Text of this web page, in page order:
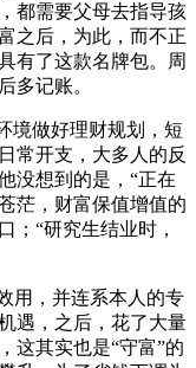
都需要父母去指导孩
之后，为此，而不正
有了这款名牌包。周
多记账。
做好理财规划，短
常开支，大多人的反
没想到的是，“正在
茫，财富保值增值的
；“研究生结业时，
，并连系本人的专
遇，之后，花了大量
这其实也是“守富”的